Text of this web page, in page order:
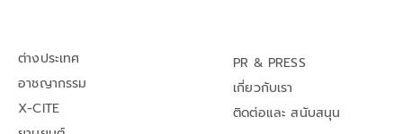
ต่างประเทศ
อาชญากรรม
X-CITE
PR & PRESS
เกี่ยวกับเรา
ติดต่อและ สนับสนุน